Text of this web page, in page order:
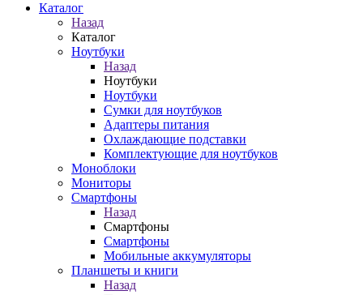
Каталог
Назад
Каталог
Ноутбуки
Назад
Ноутбуки
Ноутбуки
Сумки для ноутбуков
Адаптеры питания
Охлаждающие подставки
Комплектующие для ноутбуков
Моноблоки
Мониторы
Смартфоны
Назад
Смартфоны
Смартфоны
Мобильные аккумуляторы
Планшеты и книги
Назад